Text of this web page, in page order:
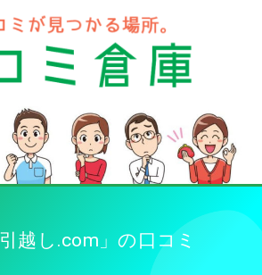
引越し.com」の口コミ